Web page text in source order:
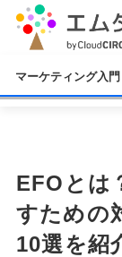
マーケティング入門
EFOとは
すための
10選を紹